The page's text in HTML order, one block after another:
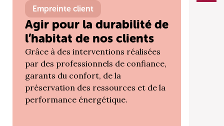
Empreinte client
Agir pour la durabilité de
l’habitat de nos clients
Grâce à des interventions réalisées
par des professionnels de confiance,
garants du confort, de la
préservation des ressources et de la
performance énergétique.